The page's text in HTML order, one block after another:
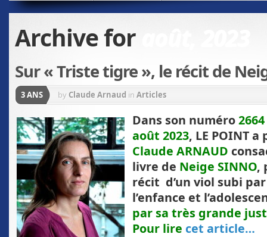
Archive for
Sur « Triste tigre », le récit de
3 ANS by Claude Arnaud in Articles
Dans son numéro2664
août 2023, LE POINT
Claude ARNAUD
livre de Neige SINNO,
récit d’un viol subi
l’enfance et
par sa très grande
Pour lire cet article…